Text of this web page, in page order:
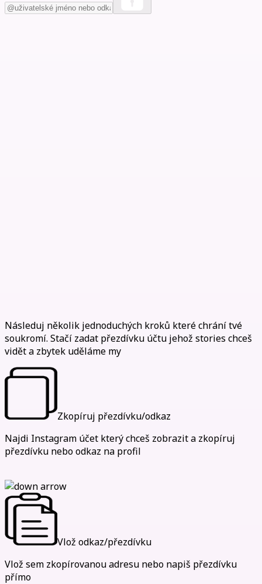
Následuj několik jednoduchých kroků které chrání tvé
soukromí. Stačí zadat přezdívku účtu jehož stories chceš
vidět a zbytek uděláme my
Zkopíruj přezdívku/odkaz
Najdi Instagram účet který chceš zobrazit a zkopíruj
přezdívku nebo odkaz na profil
Vlož odkaz/přezdívku
Vlož sem zkopírovanou adresu nebo napiš přezdívku
přímo